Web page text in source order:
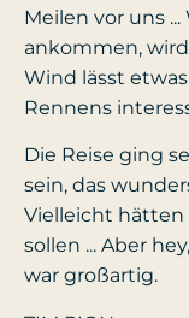
Meilen vor uns
ankommen,
Wind lässt
Rennens
Die Reise ging
sein, das
Vielleicht hätten
sollen ... Aber
war großartig.